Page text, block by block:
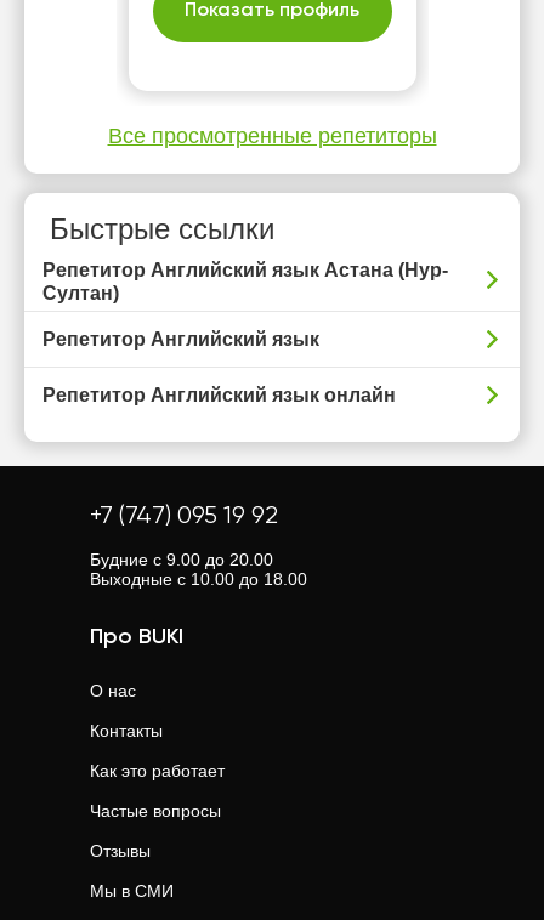
Показать профиль
Все просмотренные репетиторы
Быстрые ссылки
Репетитор Английский язык Астана (Нур-
Султан)
Репетитор Английский язык
Репетитор Английский язык онлайн
+7 (747) 095 19 92
Будние с 9.00 до 20.00
Выходные с 10.00 до 18.00
Про BUKI
О нас
Контакты
Как это работает
Частые вопросы
Отзывы
Мы в СМИ